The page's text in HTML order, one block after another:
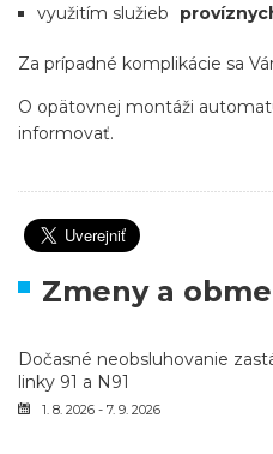
využitím služieb
Za prípadné komplikácie sa
O opätovnej montáži
informovať.
Zmeny a
Dočasné neobsluhovanie
linky 91 a N91
1. 8. 2026 - 7. 9. 2026